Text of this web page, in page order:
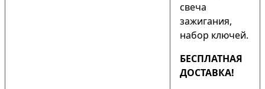
свеча
зажигания,
набор ключей.
БЕСПЛАТНАЯ
ДОСТАВКА!